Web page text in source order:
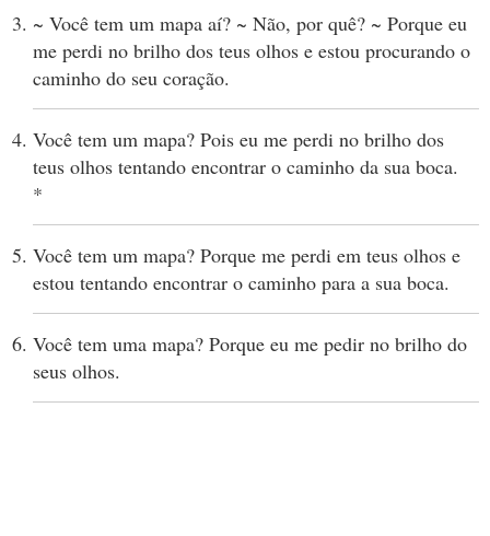
~ Você tem um mapa aí? ~ Não, por quê? ~ Porque eu
me perdi no brilho dos teus olhos e estou procurando o
caminho do seu coração.
Você tem um mapa? Pois eu me perdi no brilho dos
teus olhos tentando encontrar o caminho da sua boca.
*
Você tem um mapa? Porque me perdi em teus olhos e
estou tentando encontrar o caminho para a sua boca.
Você tem uma mapa? Porque eu me pedir no brilho do
seus olhos.